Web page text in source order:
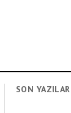
SON YAZILAR